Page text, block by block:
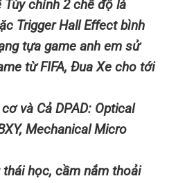
Tùy chỉnh 2 chế độ là
Trigger Hall Effect bình
tựa game anh em sử
từ FIFA, Đua Xe cho tới
và Cả DPAD: Optical
Mechanical Micro
học, cầm nắm thoải